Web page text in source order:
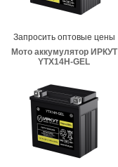
Запросить оптовые цены
Мото аккумулятор ИРКУТ
YTX14H-GEL